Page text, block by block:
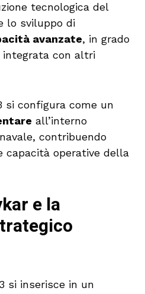
tecnologica del
lo sviluppo di
avanzate, in grado
integrata con altri
si configura come un
all’interno
contribuendo
capacità operative della
e la
si inserisce in un